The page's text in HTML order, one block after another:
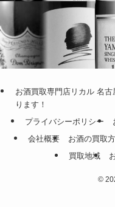
お酒買取専門店リカル 名
ります！
プライバシーポリシー
会社概要
お酒の買取
買取地域
©